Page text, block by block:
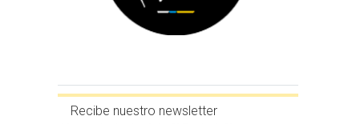
Recibe nuestro newsletter